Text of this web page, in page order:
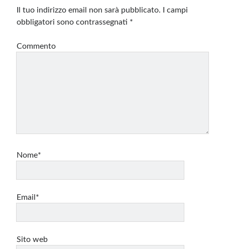
Il tuo indirizzo email non sarà pubblicato.
I campi
obbligatori sono contrassegnati *
Commento
Nome*
Email*
Sito web